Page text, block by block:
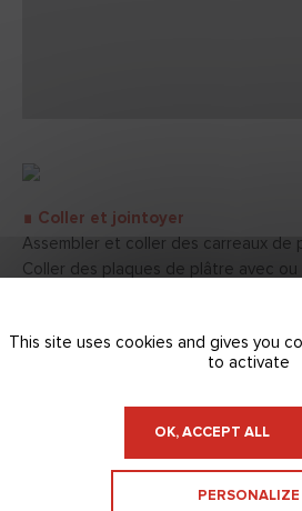
∎ Coller et jointoyer
Assembler et coller des carreaux de
Coller des plaques de plâtre avec ou
Enduit Platrier / Plaquiste
This site uses cookies and gives you
to activate
OK, ACCEPT ALL
PERSONALIZE